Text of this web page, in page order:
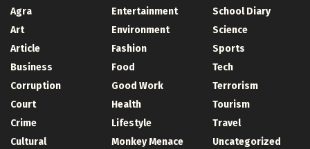
Agra
Art
Article
Business
Corruption
Court
Crime
Cultural
Entertainment
Environment
Fashion
Food
Good Work
Health
Lifestyle
Monkey Menace
School Diary
Science
Sports
Tech
Terrorism
Tourism
Travel
Uncategorized